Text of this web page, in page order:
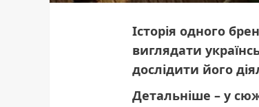
Історія одного
виглядати
дослідити його
Детальніше – у